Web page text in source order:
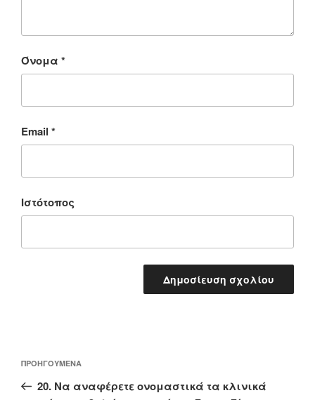
Όνομα *
Email *
Ιστότοπος
άρθρων
Προηγούμενο
άρθρο
ΠΡΟΗΓΟΎΜΕΝΑ
20. Να αναφέρετε ονομαστικά τα κλινικά